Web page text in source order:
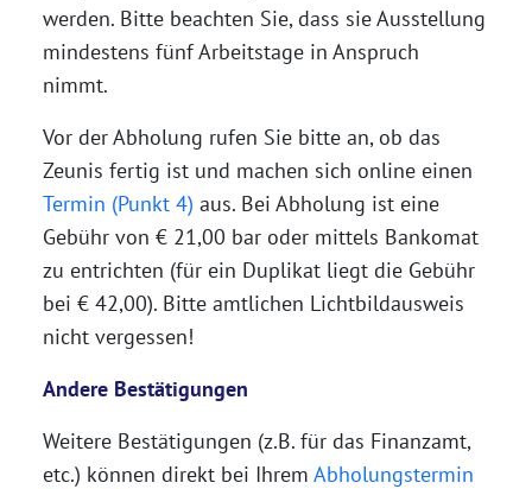
werden. Bitte beachten Sie, dass sie Ausstellung
mindestens fünf Arbeitstage in Anspruch
nimmt.
Vor der Abholung rufen Sie bitte an, ob das
Zeunis fertig ist und machen sich online einen
Termin (Punkt 4) aus. Bei Abholung ist eine
Gebühr von € 21,00 bar oder mittels Bankomat
zu entrichten (für ein Duplikat liegt die Gebühr
bei € 42,00). Bitte amtlichen Lichtbildausweis
nicht vergessen!
Andere Bestätigungen
Weitere Bestätigungen (z.B. für das Finanzamt,
etc.) können direkt bei Ihrem Abholungstermin